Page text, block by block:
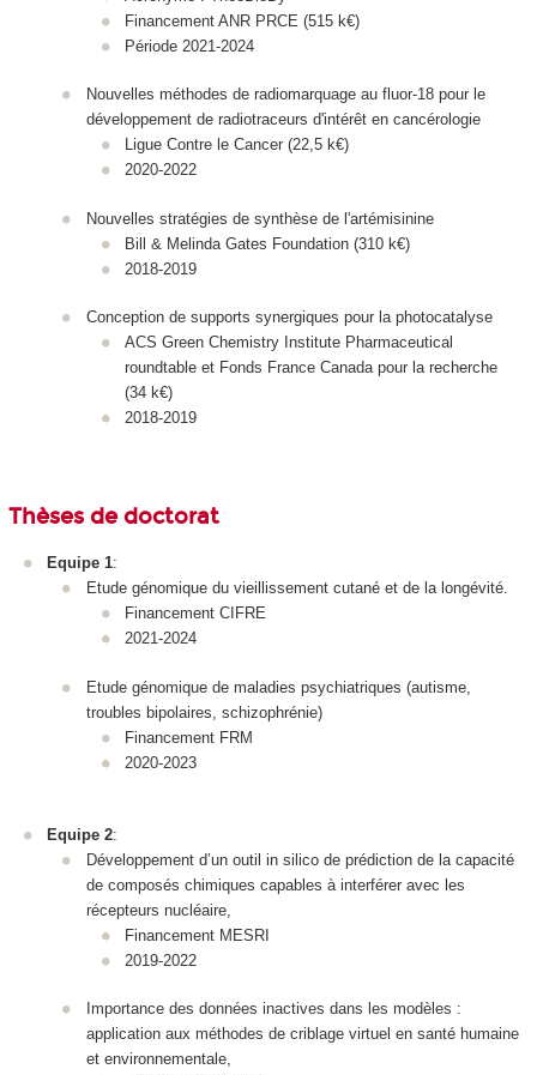
Financement ANR PRCE (515 k€)
Période 2021-2024
Nouvelles méthodes de radiomarquage au fluor-18 pour le
développement de radiotraceurs d'intérêt en cancérologie
Ligue Contre le Cancer (22,5 k€)
2020-2022
Nouvelles stratégies de synthèse de l'artémisinine
Bill & Melinda Gates Foundation (310 k€)
2018-2019
Conception de supports synergiques pour la photocatalyse
ACS Green Chemistry Institute Pharmaceutical
roundtable et Fonds France Canada pour la recherche
(34 k€)
2018-2019
Thèses de doctorat
Equipe 1:
Etude génomique du vieillissement cutané et de la longévité.
Financement CIFRE
2021-2024
Etude génomique de maladies psychiatriques (autisme,
troubles bipolaires, schizophrénie)
Financement FRM
2020-2023
Equipe 2:
Développement d’un outil in silico de prédiction de la capacité
de composés chimiques capables à interférer avec les
récepteurs nucléaire,
Financement MESRI
2019-2022
Importance des données inactives dans les modèles :
application aux méthodes de criblage virtuel en santé humaine
et environnementale,